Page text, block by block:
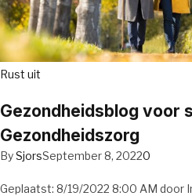
Rust uit
Gezondheidsblog voor
Gezondheidszorg
BySjorsSeptember 8, 20220
Geplaatst: 8/19/2022 8:00 AM door